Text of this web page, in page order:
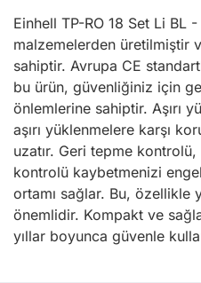
Einhell TP-RO 18 Set Li BL
malzemelerden üretilmiştir
sahiptir. Avrupa CE
bu ürün, güvenliğiniz için
önlemlerine sahiptir. Aşırı
aşırı yüklenmelere karşı
uzatır. Geri tepme
kontrolü kaybetmenizi
ortamı sağlar. Bu, özellikle
önemlidir. Kompakt ve
yıllar boyunca güvenle